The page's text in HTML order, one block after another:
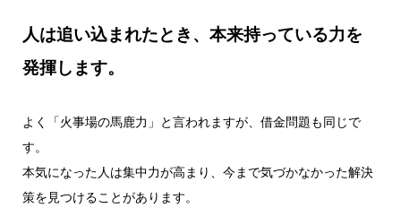
人は追い込まれたとき、本来持っている力を
発揮します。
よく「火事場の馬鹿力」と言われますが、借金問題も同じで
す。
本気になった人は集中力が高まり、今まで気づかなかった解決
策を見つけることがあります。